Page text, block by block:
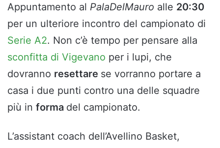
Appuntamento al PalaDelMauro alle 20:30
per un ulteriore incontro del campionato di
Serie A2. Non c’è tempo per pensare alla
sconfitta di Vigevano per i lupi, che
dovranno resettare se vorranno portare a
casa i due punti contro una delle squadre
più in forma del campionato.
L’assistant coach dell’Avellino Basket,